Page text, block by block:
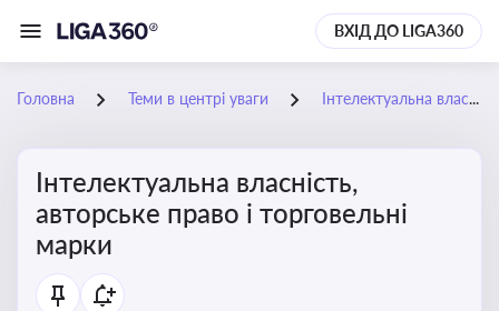
ВХІД ДО LIGA360
Головна Теми в центрі уваги Інтелектуальна власність, авторське право і торговельні марки
Інтелектуальна власність,
авторське право і торговельні
марки